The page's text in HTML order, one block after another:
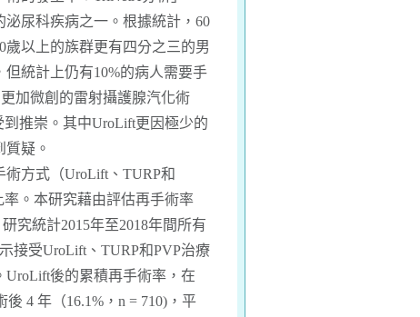
尿科疾病之一。根據統計，60
以上的族群更有四分之三的男
統計上仍有10%的病人需要手
加微創的雷射攝護腺汽化術
到推崇。其中UroLift更因極少的
疑。
術方式（UroLift、TURP和
。本研究藉由評估再手術率
究統計2015年至2018年間所有
接受UroLift、TURP和PVP治療
後的累積再手術率，在
4 年（16.1%，n = 710)，平